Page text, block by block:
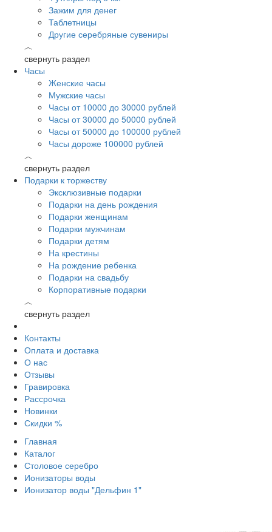
Зажим для денег
Таблетницы
Другие серебряные сувениры
︿
свернуть раздел
Часы
Женские часы
Мужские часы
Часы от 10000 до 30000 рублей
Часы от 30000 до 50000 рублей
Часы от 50000 до 100000 рублей
Часы дороже 100000 рублей
︿
свернуть раздел
Подарки к торжеству
Эксклюзивные подарки
Подарки на день рождения
Подарки женщинам
Подарки мужчинам
Подарки детям
На крестины
На рождение ребенка
Подарки на свадьбу
Корпоративные подарки
︿
свернуть раздел
Контакты
Оплата и доставка
О нас
Отзывы
Гравировка
Рассрочка
Новинки
Скидки %
Главная
Каталог
Столовое серебро
Ионизаторы воды
Ионизатор воды "Дельфин 1"